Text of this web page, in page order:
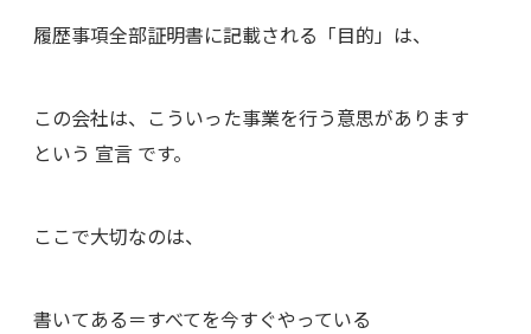
履歴事項全部証明書に記載される「目的」は、
この会社は、こういった事業を行う意思があります
という 宣言 です。
ここで大切なのは、
書いてある＝すべてを今すぐやっている